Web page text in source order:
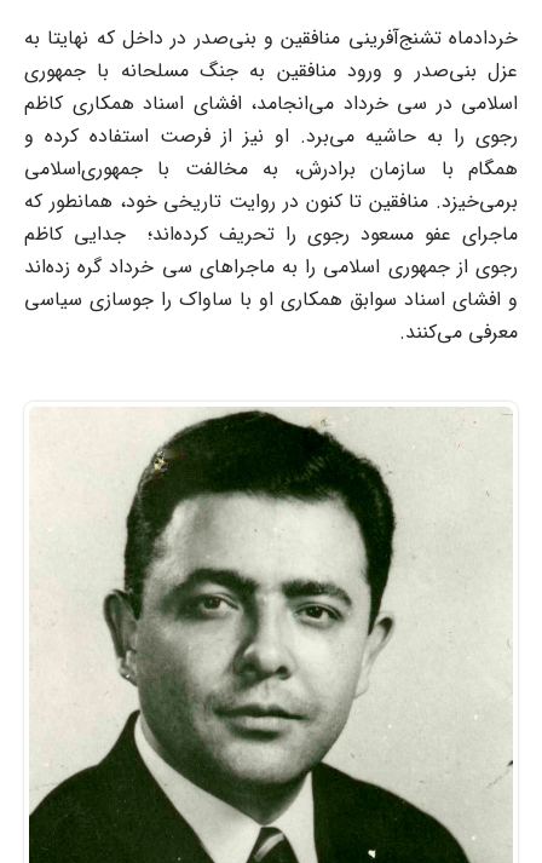
خردادماه تشنج‌آفرینی منافقین و بنی‌صدر در داخل که نهایتا به
عزل بنی‌صدر و ورود منافقین به جنگ مسلحانه با جمهوری
اسلامی در سی خرداد می‌انجامد، افشای اسناد همکاری کاظم
رجوی را به حاشیه می‌برد. او نیز از فرصت استفاده کرده و
همگام با سازمان برادرش، به مخالفت با جمهوری‌اسلامی
برمی‌خیزد. منافقین تا کنون در روایت تاریخی خود، همانطور که
ماجرای عفو مسعود رجوی را تحریف کرده‌اند؛ جدایی کاظم
رجوی از جمهوری اسلامی را به ماجراهای سی خرداد گره زده‌اند
و افشای اسناد سوابق همکاری او با ساواک را جوسازی سیاسی
معرفی می‌کنند.